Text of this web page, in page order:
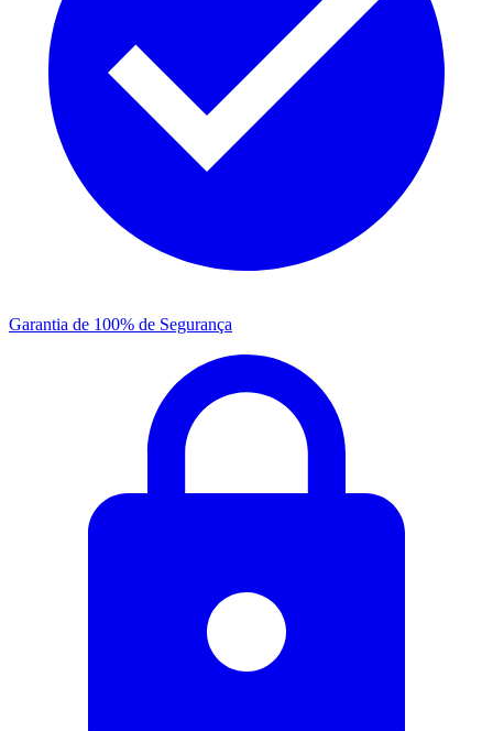
Garantia de 100% de Segurança